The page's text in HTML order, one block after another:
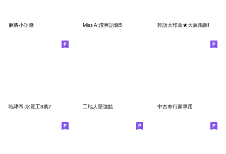
麻將小語錄 Miss A:渣男語錄5 幹話大印章★大展鴻圖!
咆哮帝-水電工8萬7 工地人堅強點 中古車行家專用